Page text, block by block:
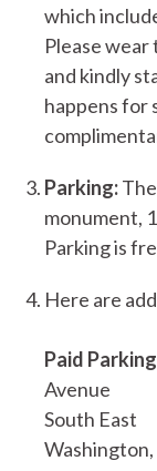
which
Please
and kindly
happens for
Parking:
monument,
Parking is
Here are
Paid
Avenue
South East
Washington,